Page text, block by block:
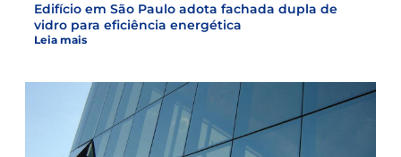
Edifício em São Paulo adota fachada dupla de
vidro para eficiência energética
Leia mais